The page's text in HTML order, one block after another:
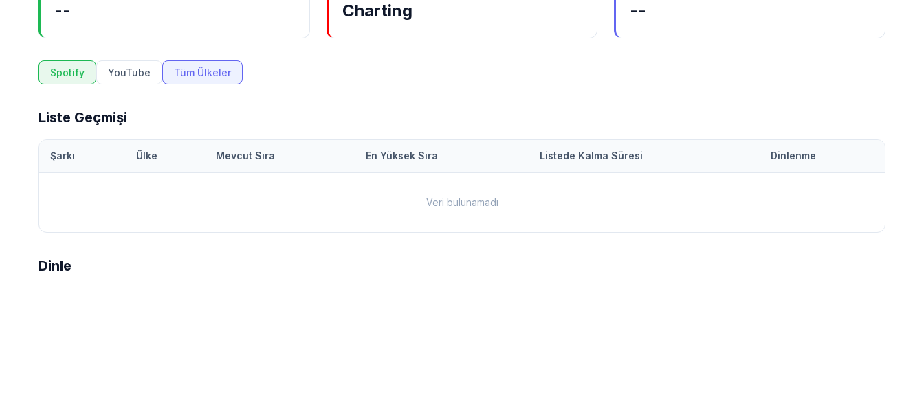
-- Charting --
Spotify YouTube Tüm Ülkeler
Liste Geçmişi
Şarkı Ülke Mevcut Sıra En Yüksek Sıra Listede Kalma Süresi Dinlenme
Veri bulunamadı
Dinle